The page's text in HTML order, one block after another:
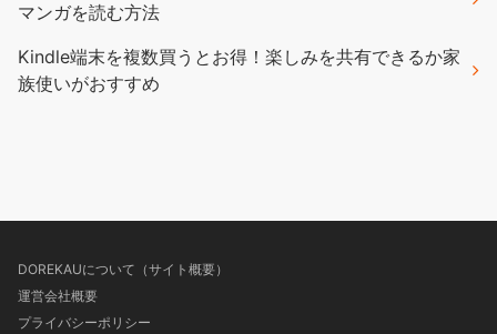
マンガを読む方法
Kindle端末を複数買うとお得！楽しみを共有できるか家
族使いがおすすめ
DOREKAUについて（サイト概要）
運営会社概要
プライバシーポリシー